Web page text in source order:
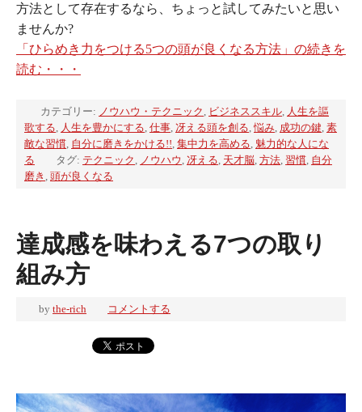
方法として存在するなら、ちょっと試してみたいと思い
ませんか?
「ひらめき力をつける5つの頭が良くなる方法」の続きを
読む・・・
カテゴリー: ノウハウ・テクニック ビジネススキル 人生を謳
歌する
人生を豊かにする 仕事 冴える頭を創る ,悩み 成功の鍵 素
敵な習慣 自分に磨きをかける!! 集中力を高める 魅力的な人にな
る
タグ: テクニック ノウハウ 冴える 天才脳 方法 習慣 自分
磨き 頭が良くなる
達成感を味わえる7つの取り
組み方
by the-rich コメントする